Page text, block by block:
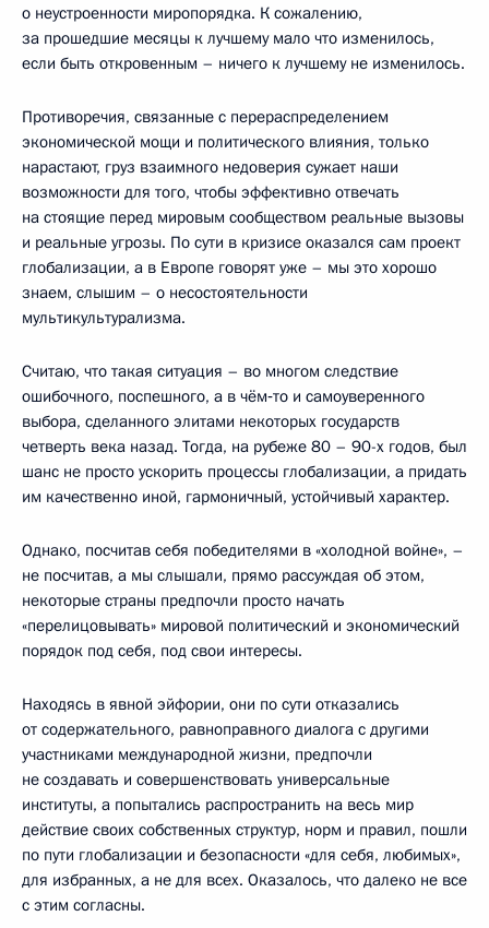
о неустроенности миропорядка. К сожалению,
за прошедшие месяцы к лучшему мало что изменилось,
если быть откровенным – ничего к лучшему не изменилось.
Противоречия, связанные с перераспределением
экономической мощи и политического влияния, только
нарастают, груз взаимного недоверия сужает наши
возможности для того, чтобы эффективно отвечать
на стоящие перед мировым сообществом реальные вызовы
и реальные угрозы. По сути в кризисе оказался сам проект
глобализации, а в Европе говорят уже – мы это хорошо
знаем, слышим – о несостоятельности
мультикультурализма.
Считаю, что такая ситуация – во многом следствие
ошибочного, поспешного, а в чём‑то и самоуверенного
выбора, сделанного элитами некоторых государств
четверть века назад. Тогда, на рубеже 80 – 90-х годов, был
шанс не просто ускорить процессы глобализации, а придать
им качественно иной, гармоничный, устойчивый характер.
Однако, посчитав себя победителями в «холодной войне», –
не посчитав, а мы слышали, прямо рассуждая об этом,
некоторые страны предпочли просто начать
«перелицовывать» мировой политический и экономический
порядок под себя, под свои интересы.
Находясь в явной эйфории, они по сути отказались
от содержательного, равноправного диалога с другими
участниками международной жизни, предпочли
не создавать и совершенствовать универсальные
институты, а попытались распространить на весь мир
действие своих собственных структур, норм и правил, пошли
по пути глобализации и безопасности «для себя, любимых»,
для избранных, а не для всех. Оказалось, что далеко не все
с этим согласны.